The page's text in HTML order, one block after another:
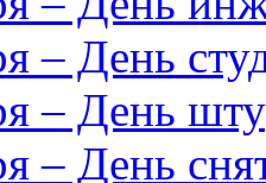
– День
– День
– День